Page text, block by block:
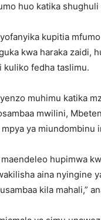
huo katika shughuli
kupitia
kwa haraka zaidi,
kuliko fedha taslimu.
muhimu katika
mwilini,
ya miundombinu
hupimwa
aina nyingine
kila mahali,”